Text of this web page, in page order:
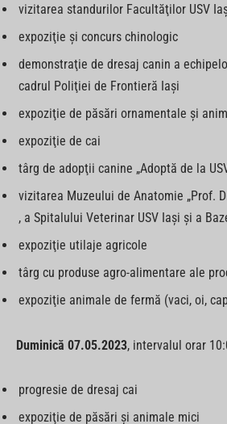
vizitarea standurilor Facultăţilor USV
expoziţie şi concurs chinologic
demonstraţie de dresaj canin a
cadrul Poliţiei de Frontieră Iaşi
expoziţie de păsări ornamentale şi
expoziţie de cai
târg de adopţii canine „Adoptă de la
vizitarea Muzeului de Anatomie „Prof.
, a Spitalului Veterinar USV Iaşi și a
expoziţie utilaje agricole
târg cu produse agro-alimentare ale
expoziţie animale de fermă (vaci, oi,
Duminică 07.05.2023, intervalul orar
progresie de dresaj cai
expoziţie de păsări şi animale mici